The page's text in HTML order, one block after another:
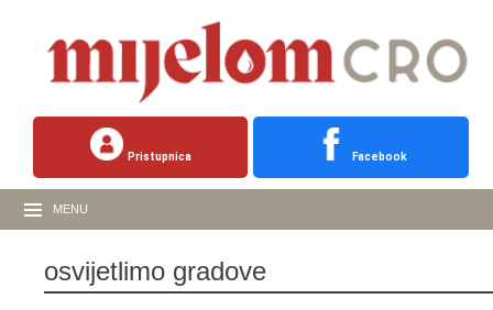
Pristupnica Facebook
MENU
osvijetlimo gradove